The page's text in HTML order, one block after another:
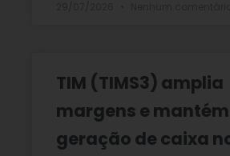
TIM (TIMS3) amplia
margens e
geração de caixa